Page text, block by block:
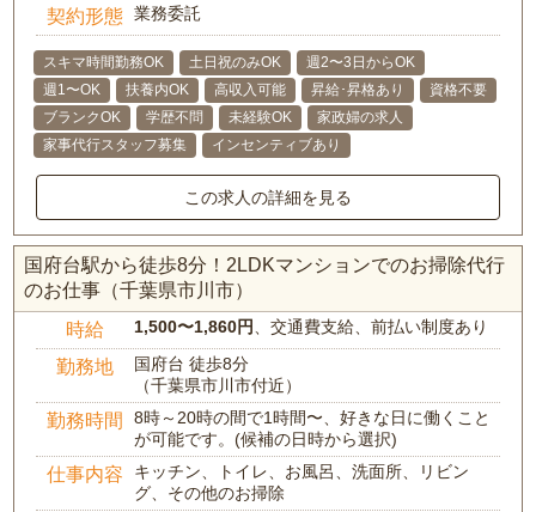
契約形態 業務委託
スキマ時間勤務OK 土日祝のみOK
週2〜3日からOK
週1〜OK
扶養内OK 高収入可能 昇給･昇格あり
資格不要
ブランクOK
学歴不問 未経験OK
家政婦の求人
家事代行スタッフ募集
インセンティブあり
この求人の詳細を見る
国府台駅から徒歩8分！2LDKマンションでのお掃除代行
のお仕事（千葉県市川市）
時給 1,500〜1,860円 、交通費支給、前払い制度あり
勤務地
国府台 徒歩8分
（千葉県市川市付近）
勤務時間
8時～20時の間で1時間〜、好きな日に働くこと
が可能です。(候補の日時から選択)
仕事内容
キッチン、トイレ、お風呂、洗面所、リビン
グ、その他のお掃除